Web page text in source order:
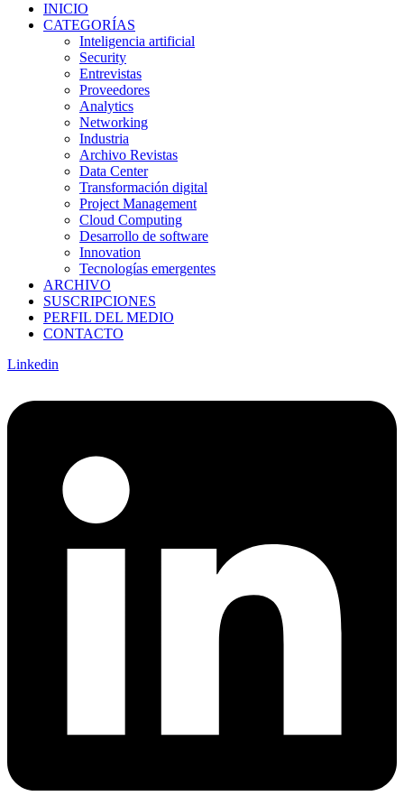
INICIO
CATEGORÍAS
Inteligencia artificial
Security
Entrevistas
Proveedores
Analytics
Networking
Industria
Archivo Revistas
Data Center
Transformación digital
Project Management
Cloud Computing
Desarrollo de software
Innovation
Tecnologías emergentes
ARCHIVO
SUSCRIPCIONES
PERFIL DEL MEDIO
CONTACTO
Linkedin